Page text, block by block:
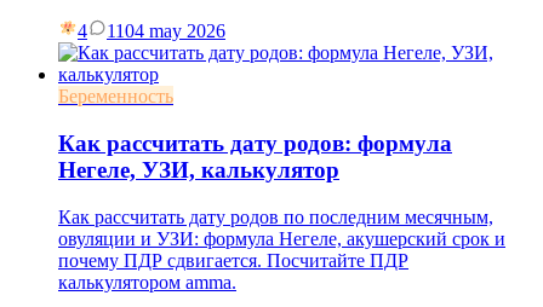
4 1104 may 2026
Беременность
Как рассчитать дату родов: формула
Негеле, УЗИ, калькулятор
Как рассчитать дату родов по последним месячным,
овуляции и УЗИ: формула Негеле, акушерский срок и
почему ПДР сдвигается. Посчитайте ПДР
калькулятором amma.